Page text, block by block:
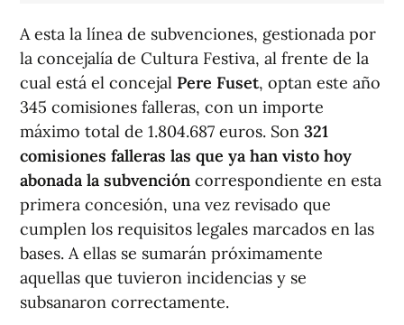
A esta la línea de subvenciones, gestionada por
la concejalía de Cultura Festiva, al frente de la
cual está el concejal Pere Fuset, optan este año
345 comisiones falleras, con un importe
máximo total de 1.804.687 euros. Son 321
comisiones falleras las que ya han visto hoy
abonada la subvención correspondiente en esta
primera concesión, una vez revisado que
cumplen los requisitos legales marcados en las
bases. A ellas se sumarán próximamente
aquellas que tuvieron incidencias y se
subsanaron correctamente.